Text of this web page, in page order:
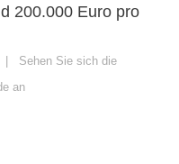
200.000 Euro pro
| Sehen Sie sich die
an